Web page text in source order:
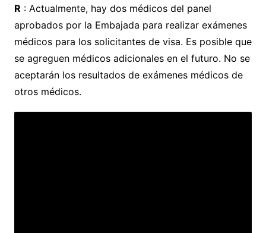
R : Actualmente, hay dos médicos del panel
aprobados por la Embajada para realizar exámenes
médicos para los solicitantes de visa. Es posible que
se agreguen médicos adicionales en el futuro. No se
aceptarán los resultados de exámenes médicos de
otros médicos.